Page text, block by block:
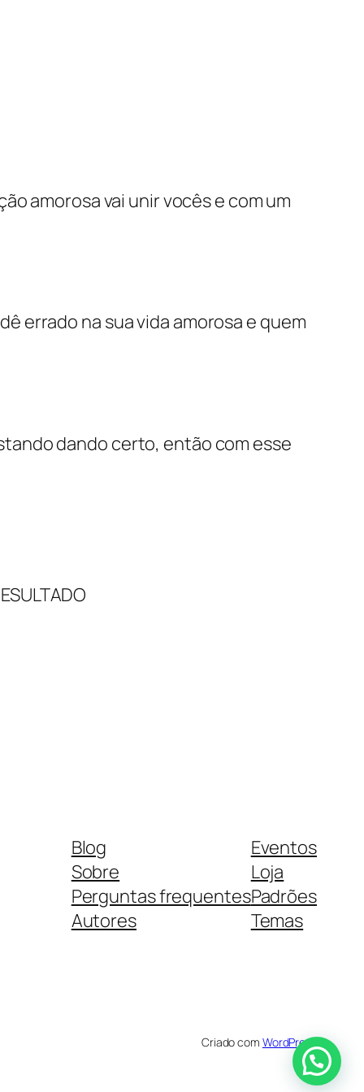
amorosa vai unir vocês e com um
errado na sua vida amorosa e quem
dando certo, então com esse
Blog
Sobre
Perguntas frequentes
Autores
Eventos
Loja
Padrões
Temas
Criado com WordPress